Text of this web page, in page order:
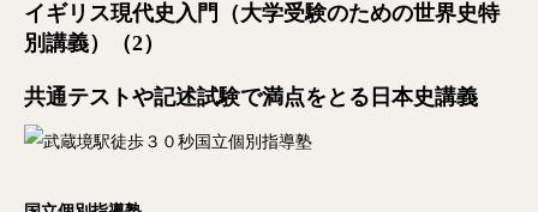
イギリス現代史入門（大学受験のための世界史特
別講義）（2）
共通テストや記述試験で満点をとる日本史講義